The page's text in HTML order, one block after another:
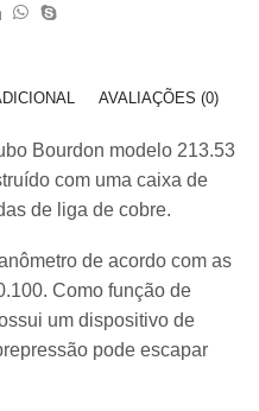
AVALIAÇÕES (0)
Bourdon modelo 213.53
com uma caixa de
de liga de cobre.
de acordo com as
Como função de
um dispositivo de
pode escapar